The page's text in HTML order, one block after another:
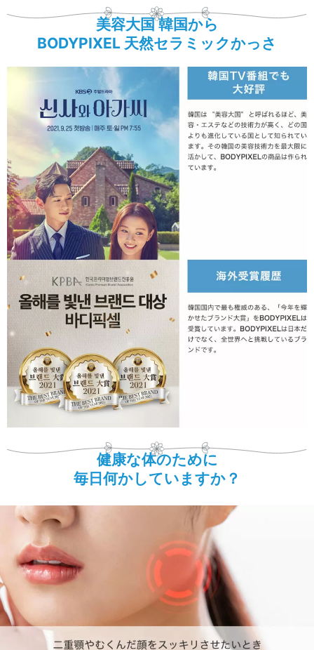
美容大国 韓国から
BODYPIXEL 天然セラミックかっさ
健康な体のために
毎日何かしていますか？